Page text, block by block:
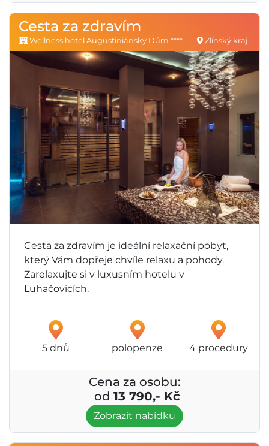
Cesta za zdravím
Wellness hotel Augustiniánský Dům **** Zlínský kraj
Cesta za zdravím je ideální relaxační pobyt,
který Vám dopřeje chvíle relaxu a pohody.
Zarelaxujte si v luxusním hotelu v
Luhačovicích.
5 dnů polopenze 4 procedury
Cena za osobu:
od 13 790,- Kč
Zobrazit nabídku